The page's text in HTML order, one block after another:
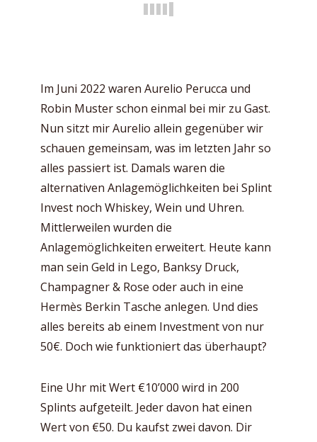
Im Juni 2022 waren Aurelio Perucca und
Robin Muster schon einmal bei mir zu Gast.
Nun sitzt mir Aurelio allein gegenüber wir
schauen gemeinsam, was im letzten Jahr so
alles passiert ist. Damals waren die
alternativen Anlagemöglichkeiten bei Splint
Invest noch Whiskey, Wein und Uhren.
Mittlerweilen wurden die
Anlagemöglichkeiten erweitert. Heute kann
man sein Geld in Lego, Banksy Druck,
Champagner & Rose oder auch in eine
Hermès Berkin Tasche anlegen. Und dies
alles bereits ab einem Investment von nur
50€. Doch wie funktioniert das überhaupt?
Eine Uhr mit Wert €10’000 wird in 200
Splints aufgeteilt. Jeder davon hat einen
Wert von €50. Du kaufst zwei davon. Dir